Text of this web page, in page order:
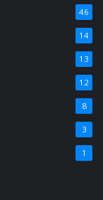
46
14
13
12
8
3
1